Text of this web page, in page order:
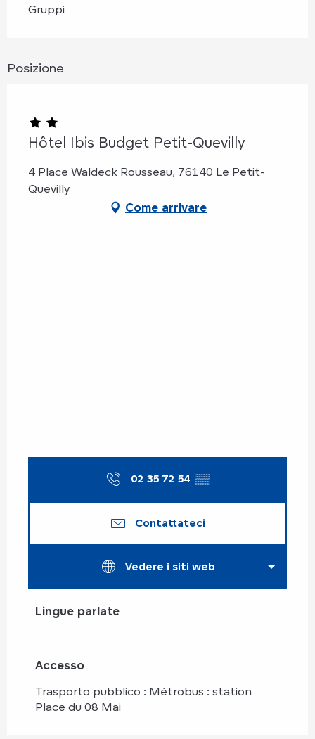
Gruppi
Posizione
Hôtel Ibis Budget Petit-Quevilly
4 Place Waldeck Rousseau, 76140 Le Petit-
Quevilly
Come arrivare
02 35 72 54 ▒▒
Contattateci
Vedere i siti web
Lingue parlate
Lingue parlate
Accesso
Accesso
Trasporto pubblico : Métrobus : station
Place du 08 Mai